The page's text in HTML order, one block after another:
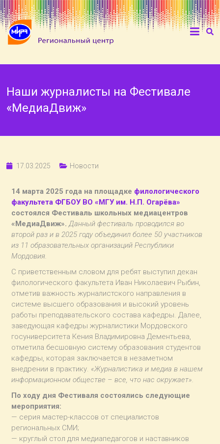
Наши журналисты на Фестивале
«МедиаДвиж»
17.03.2025 Новости
14 марта 2025 года на площадке филологического
факультета ФГБОУ ВО «МГУ им. Н.П. Огарёва»
состоялся Фестиваль школьных медиацентров
«МедиаДвиж». Данный фестиваль проводился во
второй раз и в 2025 году объединил более 50 участников
из 11 образовательных организаций Республики
Мордовия.
С приветственным словом для ребят выступил декан
филологического факультета Иван Николаевич Рыбин,
отметив важность журналистского направления в
системе высшего образования и высокий уровень
работы преподавательского состава кафедры. Далее,
заведующая кафедры журналистики Мордовского
госуниверситета Кения Владимировна Дементьева,
отметила бесшовную систему образования студентов
кафедры, которая заключается в незаметном
внедрении в практику. «Журналистика и медиа в нашем
информационном обществе – все, что нас окружает».
По ходу дня Фестиваля состоялись следующие
мероприятия:
— серия мастер-классов от специалистов
региональных СМИ;
— круглый стол для медиапедагогов и наставников